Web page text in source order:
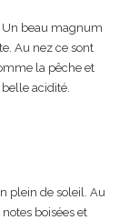
Un beau magnum
Au nez ce sont
la pêche et
acidité.
plein de soleil. Au
boisées et